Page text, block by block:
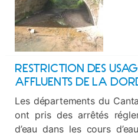
RESTRICTION DES
AFFLUENTS DE LA
Les départements du
ont pris des arrêtés
d’eau dans les cours